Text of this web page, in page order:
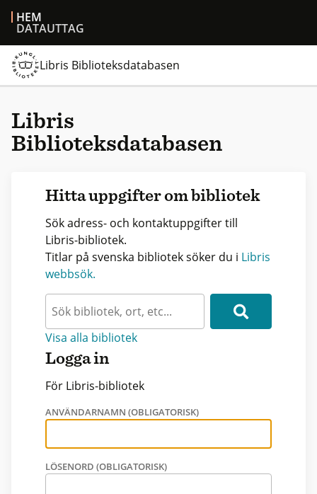
HEM
DATAUTTAG
Libris Biblioteksdatabasen
Libris
Biblioteksdatabasen
Hitta uppgifter om bibliotek
Sök adress- och kontaktuppgifter till
Libris-bibliotek.
Titlar på svenska bibliotek söker du i Libris
webbsök.
Visa alla bibliotek
Logga in
För Libris-bibliotek
ANVÄNDARNAMN (OBLIGATORISK)
LÖSENORD (OBLIGATORISK)